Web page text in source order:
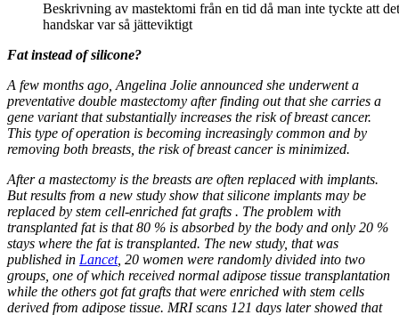
Beskrivning av mastektomi från en tid då man inte tyckte att
handskar var så jätteviktigt
Fat instead of silicone?
A few months ago, Angelina Jolie announced she underwent a
preventative double mastectomy after finding out that she carries a
gene variant that substantially increases the risk of breast cancer.
This type of operation is becoming increasingly common and by
removing both breasts, the risk of breast cancer is minimized.
After a mastectomy is the breasts are often replaced with implants.
But results from a new study show that silicone implants may be
replaced by stem cell-enriched fat grafts . The problem with
transplanted fat is that 80 % is absorbed by the body and only 20 %
stays where the fat is transplanted. The new study, that was
published in Lancet, 20 women were randomly divided into two
groups, one of which received normal adipose tissue transplantation
while the others got fat grafts that were enriched with stem cells
derived from adipose tissue. MRI scans 121 days later showed that